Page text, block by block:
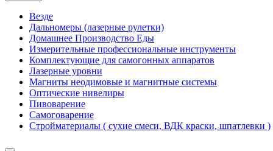
Везде
Дальномеры (лазерные рулетки)
Домашнее Производство Еды
Измерительные профессиональные инструменты
Комплектующие для самогонных аппаратов
Лазерные уровни
Магниты неодимовые и магнитные системы
Оптические нивелиры
Пивоварение
Самоговарение
Стройматериалы ( сухие смеси, ВДК краски, шпатлевки )